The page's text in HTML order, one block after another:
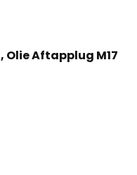
Aftapplug M17